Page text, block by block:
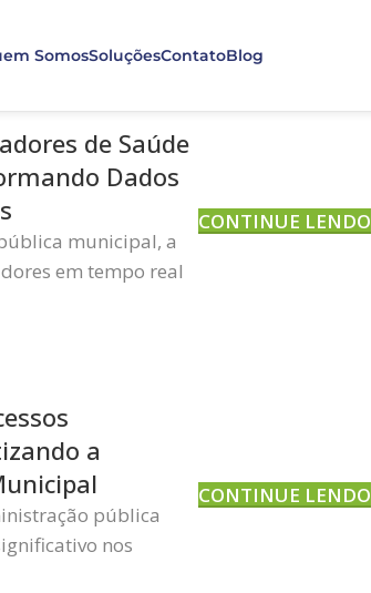
SomosSoluçõesContatoBlog
de Saúde
Dados
municipal, a
em tempo real
CONTINUE LENDO
a
pública
nos
CONTINUE LENDO